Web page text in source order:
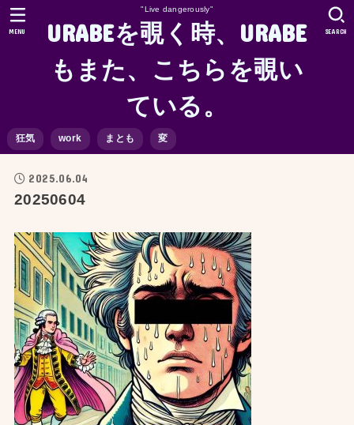
"Live dangerously"
URABEを覗く時、URABE
もまた、こちらを覗い
ている。
狂気 work まとも 変
SEARCH
MENU
2025.06.04
20250604